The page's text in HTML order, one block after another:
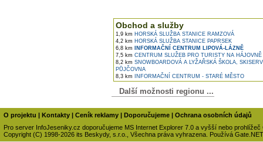
Obchod a služby
1,9 km HORSKÁ SLUŽBA STANICE RAMZOVÁ
4,2 km HORSKÁ SLUŽBA STANICE PAPRSEK
6,8 km
INFORMAČNÍ CENTRUM LIPOVÁ-LÁZNĚ
7,5 km CENTRUM SLUŽEB PRO TURISTY NA HÁJOVNĚ
8,2 km SNOWBOARDOVÁ A LYŽAŘSKÁ ŠKOLA,
PŮJČOVNA
8,3 km INFORMAČNÍ CENTRUM - STARÉ MĚSTO
Další možnosti regionu ...
O projektu | Kontakty | Ceník reklamy | Doporučujeme | Ochrana osobních údajů
Pro server InfoJeseniky.cz doporučujeme MS Internet Explorer 7.0 a vyšší nebo prohlížeč
Copyright (C) 1998-2026 its Beskydy, s.r.o., Všechna práva vyhrazena. Používá